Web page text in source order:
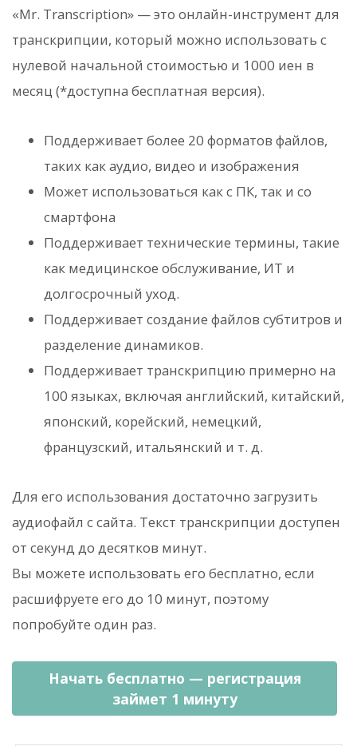
«Mr. Transcription» — это онлайн-инструмент для
транскрипции, который можно использовать с
нулевой начальной стоимостью и 1000 иен в
месяц (*доступна бесплатная версия).
Поддерживает более 20 форматов файлов,
таких как аудио, видео и изображения
Может использоваться как с ПК, так и со
смартфона
Поддерживает технические термины, такие
как медицинское обслуживание, ИТ и
долгосрочный уход.
Поддерживает создание файлов субтитров и
разделение динамиков.
Поддерживает транскрипцию примерно на
100 языках, включая английский, китайский,
японский, корейский, немецкий,
французский, итальянский и т. д.
Для его использования достаточно загрузить
аудиофайл с сайта. Текст транскрипции доступен
от секунд до десятков минут.
Вы можете использовать его бесплатно, если
расшифруете его до 10 минут, поэтому
попробуйте один раз.
Начать бесплатно — регистрация
займет 1 минуту